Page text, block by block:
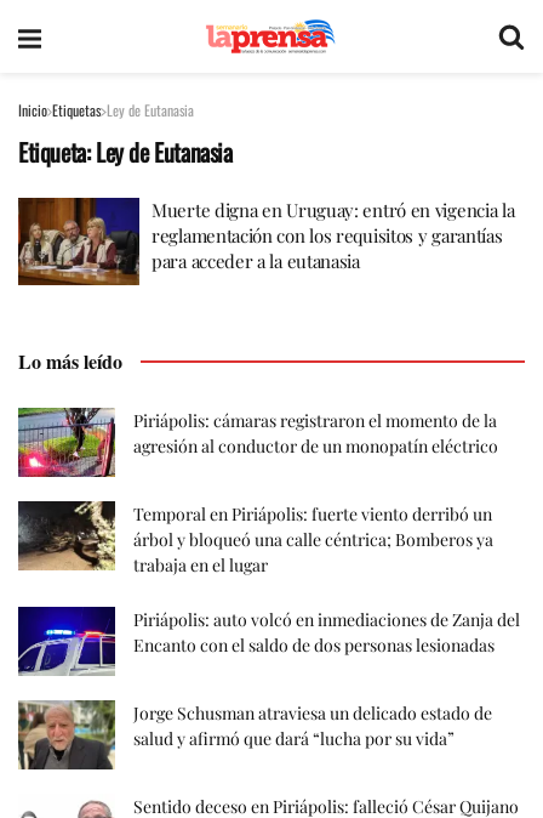
Inicio Etiquetas Ley de Eutanasia
Etiqueta:Ley de Eutanasia
Muerte digna en Uruguay: entró en vigencia la
reglamentación con los requisitos y garantías
para acceder a la eutanasia
Lo más leído
Piriápolis: cámaras registraron el momento de la
agresión al conductor de un monopatín eléctrico
Temporal en Piriápolis: fuerte viento derribó un
árbol y bloqueó una calle céntrica; Bomberos ya
trabaja en el lugar
Piriápolis: auto volcó en inmediaciones de Zanja del
Encanto con el saldo de dos personas lesionadas
Jorge Schusman atraviesa un delicado estado de
salud y afirmó que dará “lucha por su vida”
Sentido deceso en Piriápolis: falleció César Quijano